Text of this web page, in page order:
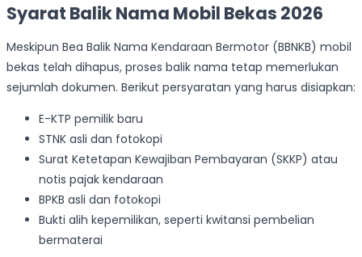
Syarat Balik Nama Mobil Bekas 2026
Meskipun Bea Balik Nama Kendaraan Bermotor (BBNKB) mobil
bekas telah dihapus, proses balik nama tetap memerlukan
sejumlah dokumen. Berikut persyaratan yang harus disiapkan:
E-KTP pemilik baru
STNK asli dan fotokopi
Surat Ketetapan Kewajiban Pembayaran (SKKP) atau
notis pajak kendaraan
BPKB asli dan fotokopi
Bukti alih kepemilikan, seperti kwitansi pembelian
bermaterai